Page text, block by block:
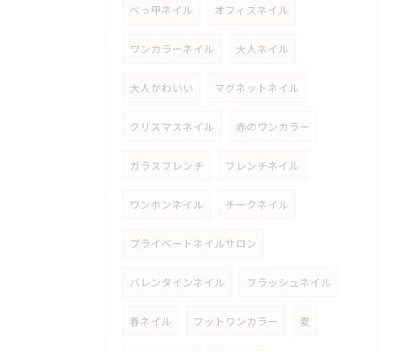
べっ甲ネイル オフィスネイル
ワンカラーネイル 大人ネイル
大人かわいい マグネットネイル
クリスマスネイル 赤のワンカラー
ガラスフレンチ フレンチネイル
ワンホンネイル チークネイル
プライベートネイルサロン
バレンタインネイル フラッシュネイル
春ネイル フットワンカラー 夏